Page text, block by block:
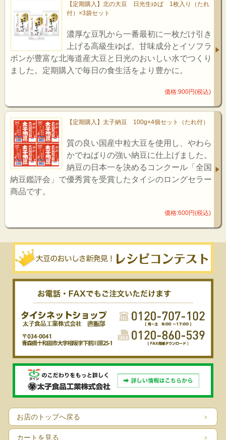
【定期購入】北の大豆 日光生ゆば 1枚入り（たれ
付）×3袋セット
濃厚な豆乳から一番最初に一枚だけ引き
上げる高級生ゆば。甘味成分とイソフラ
ボンが豊富な北海道産大豆と日光のおいしい水でつくり
ました。定期購入で毎日の食生活をより豊かに。
価格:900円(税込)
【定期購入】太子納豆 100g×4個セット（たれ付）
質の良い国産中粒大豆を使用し、やわら
かでねばりの強い納豆に仕上げました。
納豆の日本一を決めるコンクール「全国
納豆鑑評会」で優秀賞を受賞したタイシのロングセラー
商品です。
価格:600円(税込)
お店のトップへ戻る
カートを見る